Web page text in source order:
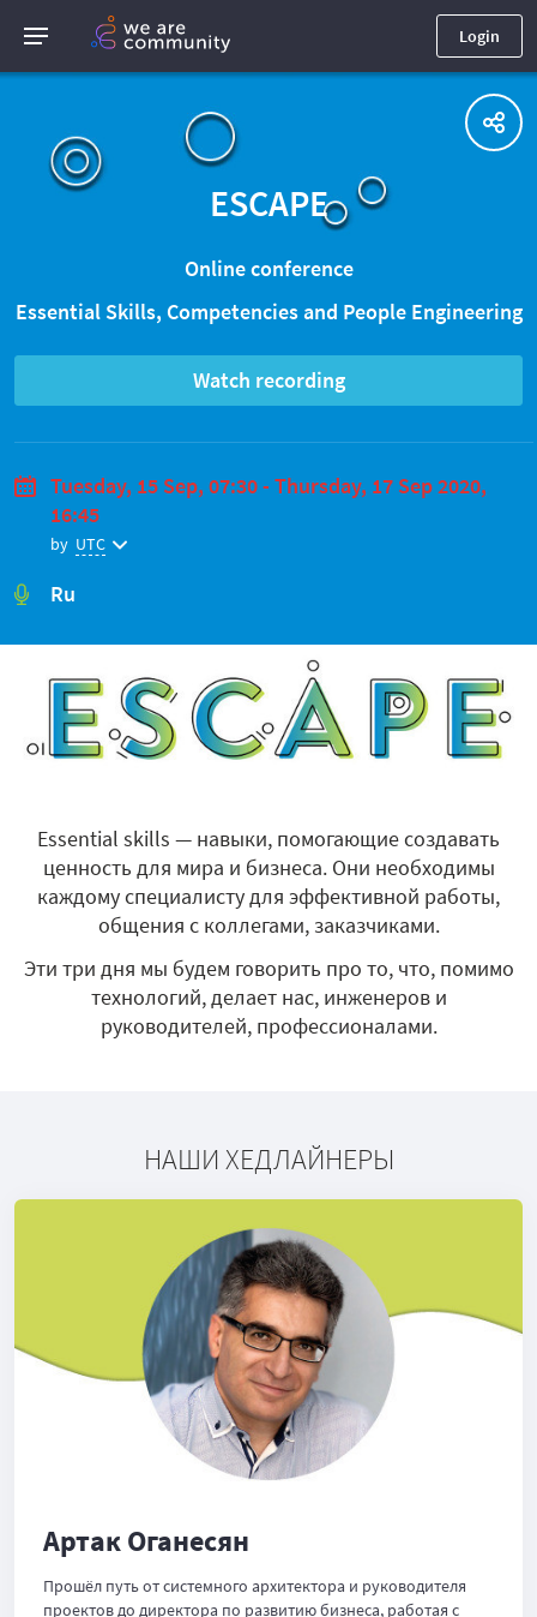
Login
ESCAPE
Online conference
Essential Skills, Competencies and People Engineering
Watch recording
Tuesday, 15 Sep, 07:30 - Thursday, 17 Sep 2020,
16:45
by UTC
Ru
Essential skills — навыки, помогающие создавать
ценность для мира и бизнеса. Они необходимы
каждому специалисту для эффективной работы,
общения с коллегами, заказчиками.
Эти три дня мы будем говорить про то, что, помимо
технологий, делает нас, инженеров и
руководителей, профессионалами.
НАШИ ХЕДЛАЙНЕРЫ
Артак Оганесян
Прошёл путь от системного архитектора и руководителя
проектов до директора по развитию бизнеса, работая с